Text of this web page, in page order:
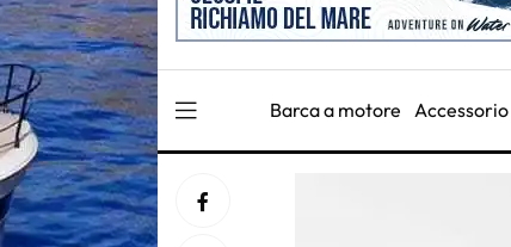
Barca a motore Accessorio